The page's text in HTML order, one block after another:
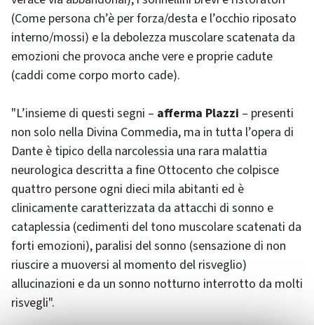
(Come persona ch’è per forza/desta e l’occhio riposato
interno/mossi) e la debolezza muscolare scatenata da
emozioni che provoca anche vere e proprie cadute
(caddi come corpo morto cade).
"L’insieme di questi segni – afferma Plazzi – presenti
non solo nella Divina Commedia, ma in tutta l’opera di
Dante è tipico della narcolessia una rara malattia
neurologica descritta a fine Ottocento che colpisce
quattro persone ogni dieci mila abitanti ed è
clinicamente caratterizzata da attacchi di sonno e
cataplessia (cedimenti del tono muscolare scatenati da
forti emozioni), paralisi del sonno (sensazione di non
riuscire a muoversi al momento del risveglio)
allucinazioni e da un sonno notturno interrotto da molti
risvegli".